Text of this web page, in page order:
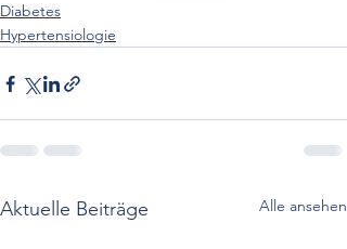
Diabetes
Hypertensiologie
Aktuelle Beiträge Alle ansehen